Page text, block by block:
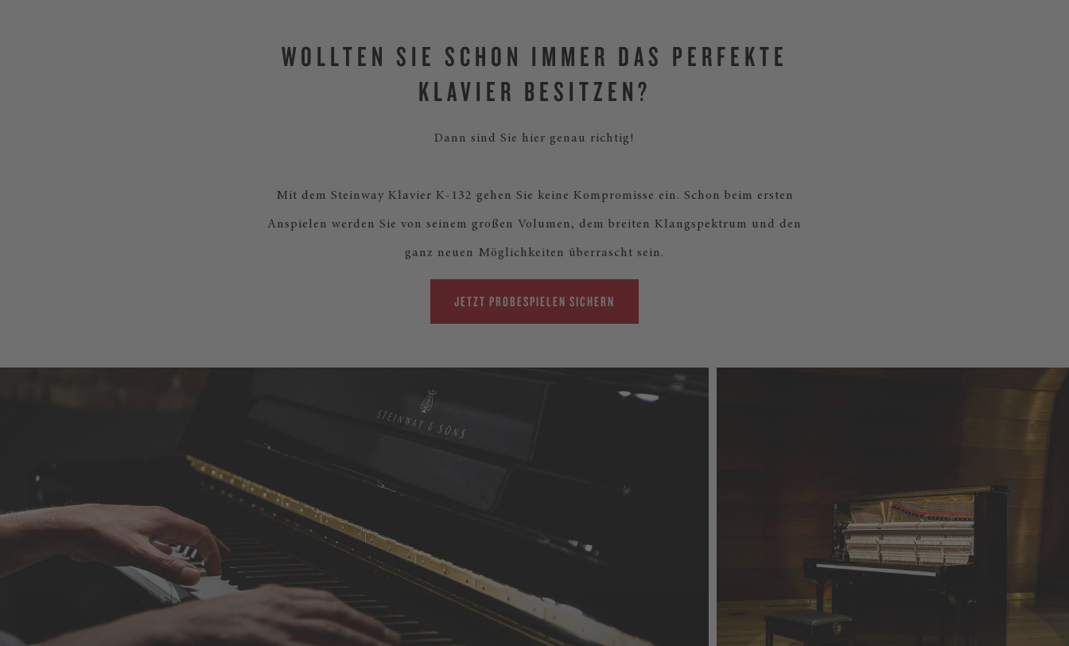
WOLLTEN SIE SCHON IMMER DAS PERFEKTE
KLAVIER BESITZEN?
Dann sind Sie hier genau richtig!
Mit dem Steinway Klavier K-132 gehen Sie keine Kompromisse ein. Schon beim ersten
Anspielen werden Sie von seinem großen Volumen, dem breiten Klangspektrum und den
ganz neuen Möglichkeiten überrascht sein.
JETZT PROBESPIELEN SICHERN